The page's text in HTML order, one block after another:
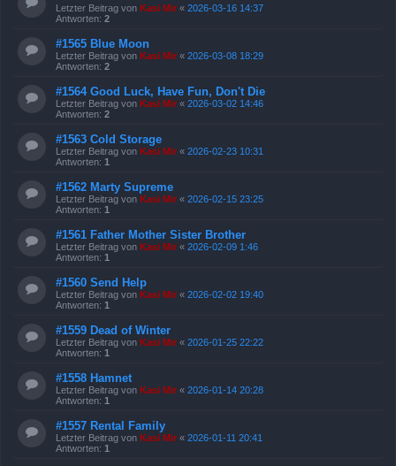
Letzter Beitrag von Kasi Mir « 2026-03-16 14:37
Antworten: 2
#1565 Blue Moon
Letzter Beitrag von Kasi Mir « 2026-03-08 18:29
Antworten: 2
#1564 Good Luck, Have Fun, Don't Die
Letzter Beitrag von Kasi Mir « 2026-03-02 14:46
Antworten: 2
#1563 Cold Storage
Letzter Beitrag von Kasi Mir « 2026-02-23 10:31
Antworten: 1
#1562 Marty Supreme
Letzter Beitrag von Kasi Mir « 2026-02-15 23:25
Antworten: 1
#1561 Father Mother Sister Brother
Letzter Beitrag von Kasi Mir « 2026-02-09 1:46
Antworten: 1
#1560 Send Help
Letzter Beitrag von Kasi Mir « 2026-02-02 19:40
Antworten: 1
#1559 Dead of Winter
Letzter Beitrag von Kasi Mir « 2026-01-25 22:22
Antworten: 1
#1558 Hamnet
Letzter Beitrag von Kasi Mir « 2026-01-14 20:28
Antworten: 1
#1557 Rental Family
Letzter Beitrag von Kasi Mir « 2026-01-11 20:41
Antworten: 1